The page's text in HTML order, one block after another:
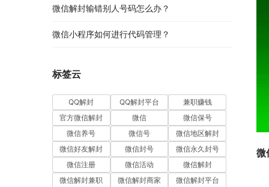
微
微信解封输错别人号码怎么办？
微信小程序如何进行代码管理？
标签云
QQ解封 QQ解封平台
兼职赚钱
官方微信解封
微信
微信保号
微信养号
微信号
微信地区解封
微信好友解封
微信封号
微信永久封号
微信注册
微信活动
微信解封
微信解封兼职
微信解封商家
微信解封平台